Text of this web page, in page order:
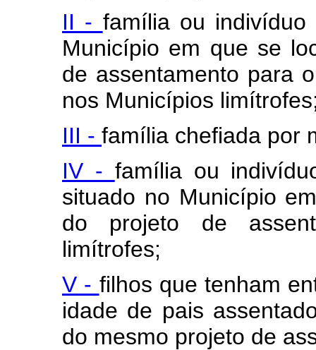
II - família ou
Município em que se
de assentamento para
nos Municípios
III - família chefiada por
IV - família ou
situado no Município
do projeto de
limítrofes;
V - filhos que tenham
idade de pais
do mesmo projeto de